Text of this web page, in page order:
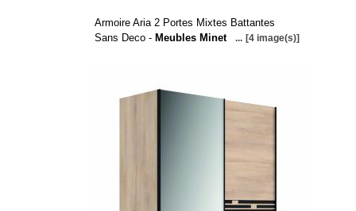
Armoire Aria 2 Portes Mixtes Battantes
Sans Deco - Meubles Minet ... [4 image(s)]